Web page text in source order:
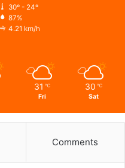
30º - 24º
87%
4.21 km/h
31 ℃
Fri
30 ℃
Sat
Comments